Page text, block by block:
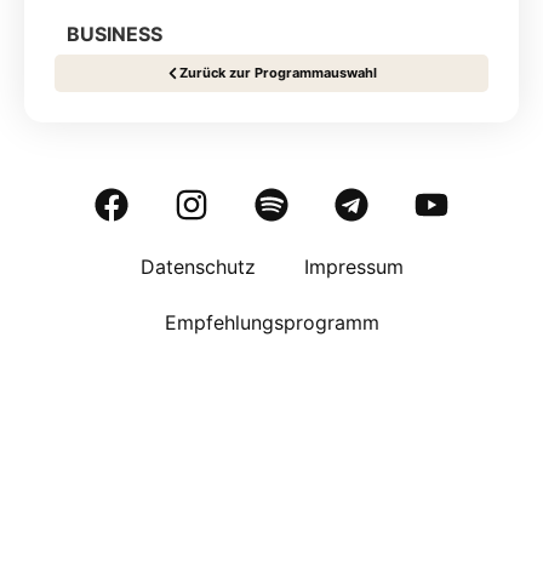
BUSINESS
Zurück zur Programmauswahl
Datenschutz Impressum
Empfehlungsprogramm